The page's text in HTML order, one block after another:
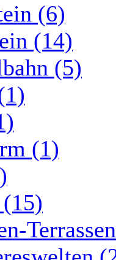
(6)
(14)
(5)
(1)